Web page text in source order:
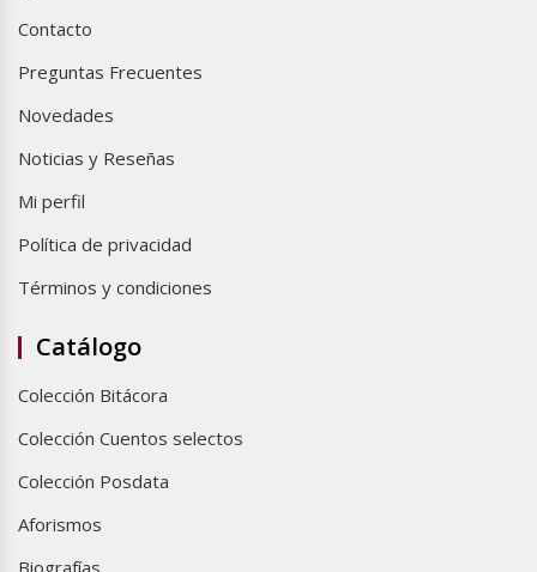
Contacto
Preguntas Frecuentes
Novedades
Noticias y Reseñas
Mi perfil
Política de privacidad
Términos y condiciones
Catálogo
Colección Bitácora
Colección Cuentos selectos
Colección Posdata
Aforismos